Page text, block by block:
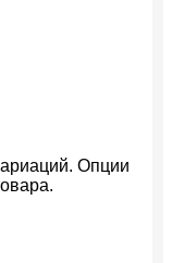
Опции